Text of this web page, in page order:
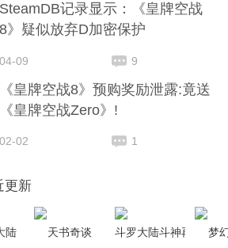
SteamDB记录显示：《皇牌空战
8》疑似放弃D加密保护
04-09 9
《皇牌空战8》预购奖励泄露:竟送
《皇牌空战Zero》!
02-02 1
更新
陆 天书奇谈 斗罗大陆斗神再临 梦